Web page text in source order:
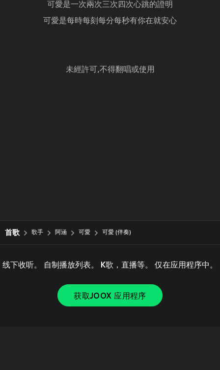
可愛是一次兩次三次四次心跳的證明
可愛是每時每刻每分每秒有你在就安心
未經許可,不得翻唱或使用
首歌 歌手 阿涵 可愛 可愛 (伴奏)
线下收听。 自制播放列表。 K歌，直播等。 仅在应用程序中。
获取JOOX 应用程序